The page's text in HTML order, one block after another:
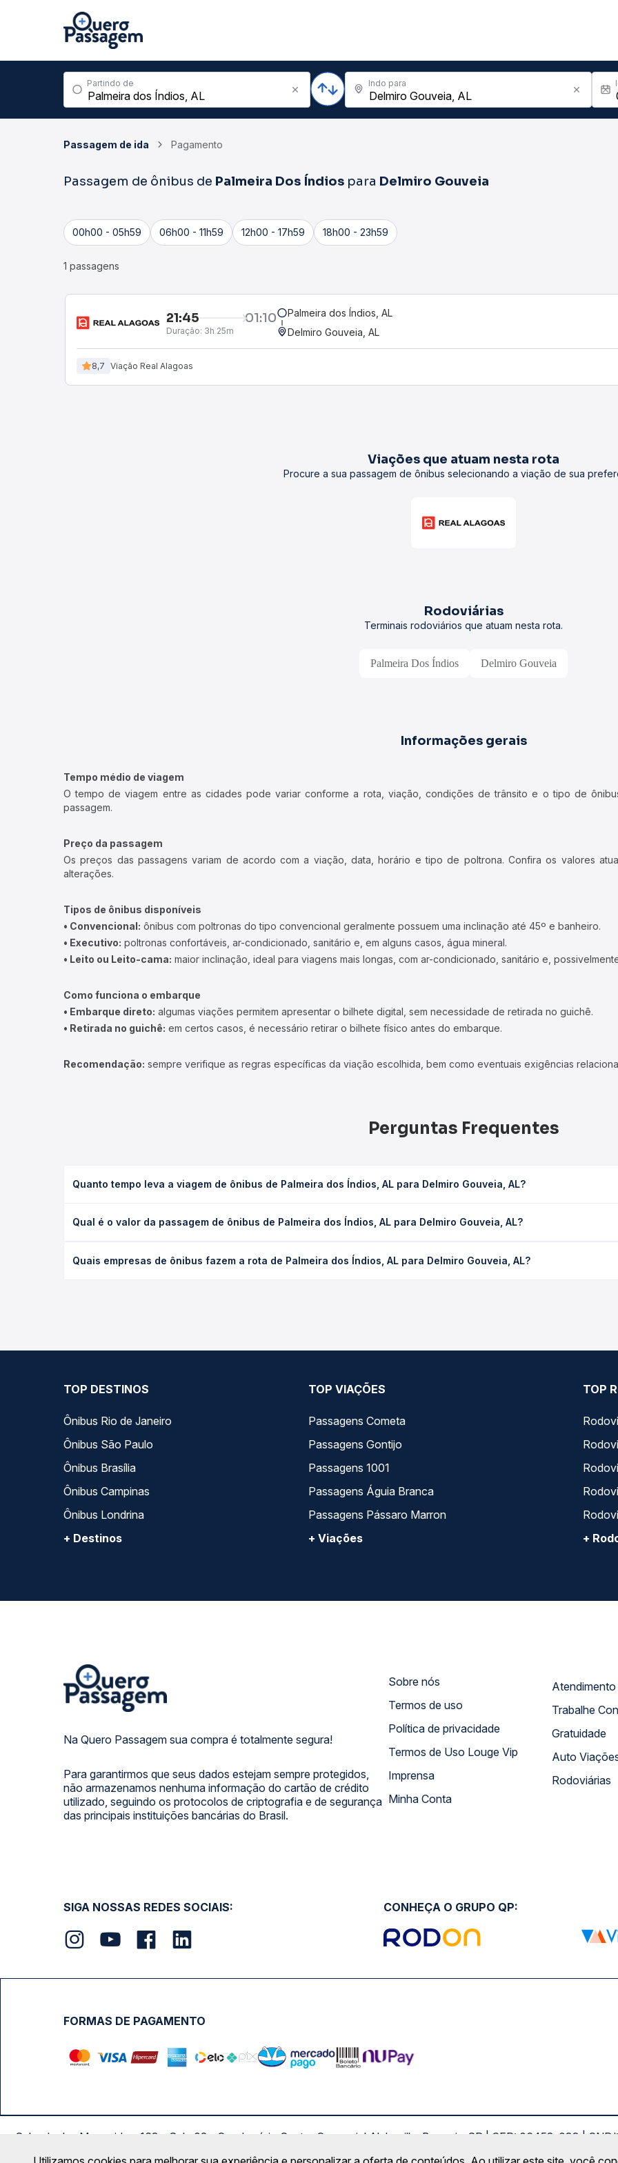
Partindo de Indo para
Passagem de ida Pagamento
Passagem de ônibus de Palmeira Dos Índios para Delmiro Gouveia
00h00 - 05h59 06h00 - 11h59 12h00 - 17h59 18h00 - 23h59
1 passagens
21:45 01:10
Duração: 3h 25m
Palmeira dos Índios, AL
Delmiro Gouveia, AL
8,7 Viação Real Alagoas
Viações que atuam nesta rota
Procure a sua passagem de ônibus selecionando a viação de sua
Rodoviárias
Terminais rodoviários que atuam nesta rota.
Palmeira Dos Índios Delmiro Gouveia
Informações gerais
Tempo médio de viagem
O tempo de viagem entre as cidades pode variar conforme a rota, viação, condições de trânsito e o tipo de
passagem.
Preço da passagem
Os preços das passagens variam de acordo com a viação, data, horário e tipo de poltrona. Confira os valores
alterações.
Tipos de ônibus disponíveis
• Convencional: ônibus com poltronas do tipo convencional geralmente possuem uma inclinação até 45º e banheiro.
• Executivo: poltronas confortáveis, ar-condicionado, sanitário e, em alguns casos, água mineral.
• Leito ou Leito-cama: maior inclinação, ideal para viagens mais longas, com ar-condicionado, sanitário e,
Como funciona o embarque
• Embarque direto: algumas viações permitem apresentar o bilhete digital, sem necessidade de retirada no guichê.
• Retirada no guichê: em certos casos, é necessário retirar o bilhete físico antes do embarque.
Recomendação: sempre verifique as regras específicas da viação escolhida, bem como eventuais exigências
Perguntas Frequentes
Quanto tempo leva a viagem de ônibus de Palmeira dos Índios, AL para Delmiro Gouveia, AL?
executivo ou leito) e as condições de tráfego. Na Quero Passagem você consulta os horários disponíveis e vê a
Qual é o valor da passagem de ônibus de Palmeira dos Índios, AL para Delmiro Gouveia, AL?
poltrona e a antecedência da compra. Na Quero Passagem você compara os preços de todas as viações em tempo
Quais empresas de ônibus fazem a rota de Palmeira dos Índios, AL para Delmiro Gouveia, AL?
TOP DESTINOS
Ônibus Rio de Janeiro
Ônibus São Paulo
Ônibus Brasília
Ônibus Campinas
Ônibus Londrina
+ Destinos
TOP VIAÇÕES
Passagens Cometa
Passagens Gontijo
Passagens 1001
Passagens Águia Branca
Passagens Pássaro Marron
+ Viações
TOP
+
Na Quero Passagem sua compra é totalmente segura!
Para garantirmos que seus dados estejam sempre protegidos,
não armazenamos nenhuma informação do cartão de crédito
utilizado, seguindo os protocolos de criptografia e de segurança
das principais instituições bancárias do Brasil.
Sobre nós
Termos de uso
Política de privacidade
Termos de Uso Louge Vip
Imprensa
Minha Conta
Trabalhe
Gratuidade
Auto
Rodoviárias
SIGA NOSSAS REDES SOCIAIS: CONHEÇA O GRUPO QP:
FORMAS DE PAGAMENTO
Calçada das Margaridas, 163 - Sala 02 - Condomínio Centro Comercial Alphaville, Barueri - SP | CEP: 06453-038 |
Copyright 2026 © QueroPassagem.com.br